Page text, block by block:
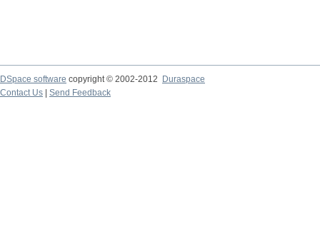
DSpace software copyright © 2002-2012
Duraspace
Contact Us
Send Feedback